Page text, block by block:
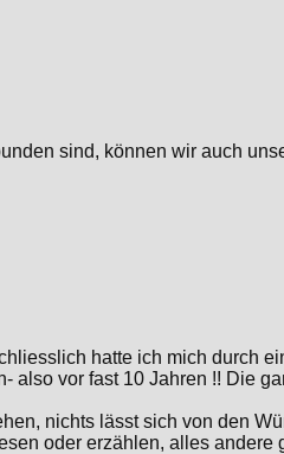
sind, können wir auch
hatte ich mich durch
also vor fast 10 Jahren !! Die
nichts lässt sich von den
oder erzählen, alles